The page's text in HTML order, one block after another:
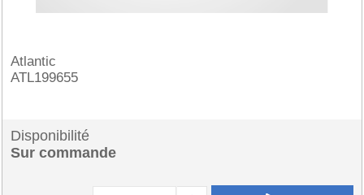
Atlantic
ATL199655
Disponibilité
Sur commande